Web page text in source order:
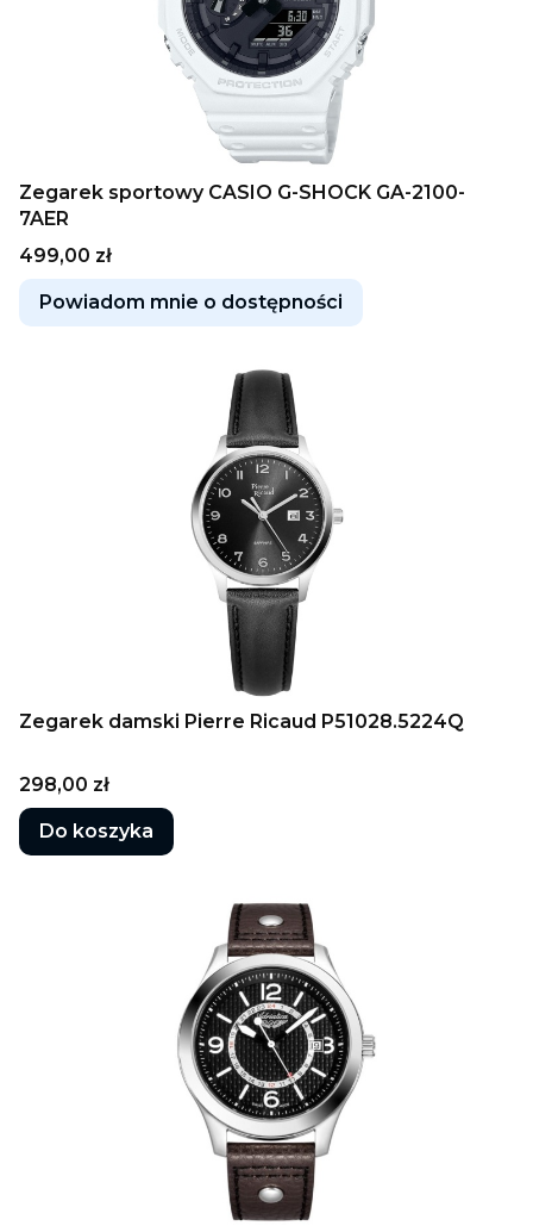
Zegarek sportowy CASIO G-SHOCK GA-2100-
7AER
Cena
499,00 zł
Powiadom mnie o dostępności
Zegarek damski Pierre Ricaud P51028.5224Q
Cena
298,00 zł
Do koszyka